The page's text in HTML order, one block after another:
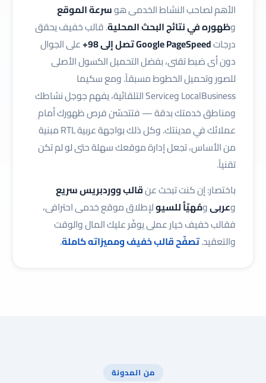
الأهم لصاحب النشاط الخدمى هوسرعة الموقع
وظهوره في نتائج البحث المحلية. قالب خفيف يحقق
درجاتGoogle PageSpeed تصل إلى 98+
على الجوال
دون أى ضبط تقنى، بفضل التحميل الكسول الأصلى
للصور وتحميل الخطوط مسبقاً. ومع سكيما
LocalBusiness وService التلقائية، يفهم جوجل نشاطك
ومناطق خدمتك بدقة — فتتحسّن فرص ظهورك أمام
عملائك في مدينتك. وكل ذلك بواجهة عربية RTL مبنية
من الأساس، تجعل إدارة موقعك سهلة حتى لو لم تكن
تقنياً.
باختصار: إن كنت تبحث عنقالب ووردبريس سريع
وعربىومُهيّأ للسيولإطلاق موقع خدمى احترافى،
فقالب خفيف خيار عملى يوفّر عليك المال والوقت
والتعقيد.تصفّح قالب خفيف ومميزاته كاملة.
من المدونة